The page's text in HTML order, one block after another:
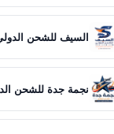
السيف للشحن
نجمة جدة للشحن